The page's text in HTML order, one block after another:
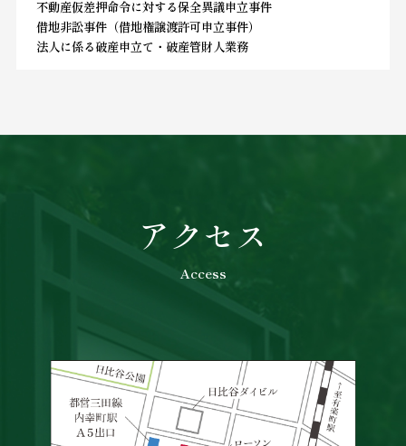
不動産仮差押命令に対する保全異議申立事件
借地非訟事件（借地権譲渡許可申立事件）
法人に係る破産申立て・破産管財人業務
アクセス
Access